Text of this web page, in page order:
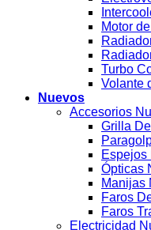
Motor
Turbo
Volante
Nuevos
Accesorios
Grilla
Espejos
Ópticas
Manijas
Faros
Faros
Electricidad